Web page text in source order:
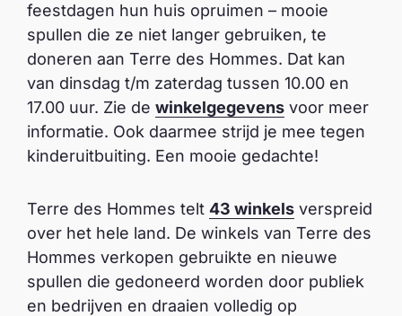
feestdagen hun huis opruimen – mooie
spullen die ze niet langer gebruiken, te
doneren aan Terre des Hommes. Dat kan
van dinsdag t/m zaterdag tussen 10.00 en
17.00 uur. Zie de winkelgegevens voor meer
informatie. Ook daarmee strijd je mee tegen
kinderuitbuiting. Een mooie gedachte!
Terre des Hommes telt 43 winkels verspreid
over het hele land. De winkels van Terre des
Hommes verkopen gebruikte en nieuwe
spullen die gedoneerd worden door publiek
en bedrijven en draaien volledig op